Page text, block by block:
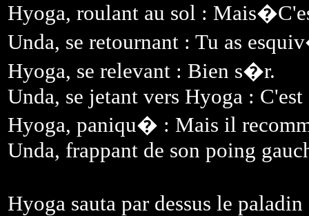
Hyoga, roulant au sol :
Unda, se retournant : Tu as
Hyoga, se relevant : Bien s�r.
Unda, se jetant vers Hyoga :
Hyoga, paniqu� : Mais il
Unda, frappant de son poing
Hyoga sauta par dessus le